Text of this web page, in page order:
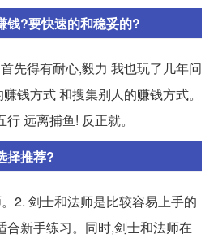
钱?要快速的和稳妥的?
先得有耐心,毅力 我也玩了几年问
钱方式 和搜集别人的赚钱方式。
远离捕鱼! 反正就。
择推荐?
2. 剑士和法师是比较容易上手的
合新手练习。同时,剑士和法师在